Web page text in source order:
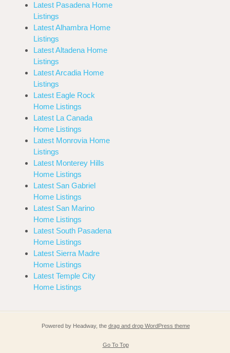
Latest Pasadena Home
Listings
Latest Alhambra Home
Listings
Latest Altadena Home
Listings
Latest Arcadia Home
Listings
Latest Eagle Rock
Home Listings
Latest La Canada
Home Listings
Latest Monrovia Home
Listings
Latest Monterey Hills
Home Listings
Latest San Gabriel
Home Listings
Latest San Marino
Home Listings
Latest South Pasadena
Home Listings
Latest Sierra Madre
Home Listings
Latest Temple City
Home Listings
Powered by Headway, the drag and drop WordPress theme
Go To Top